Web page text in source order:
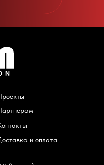
и оплата